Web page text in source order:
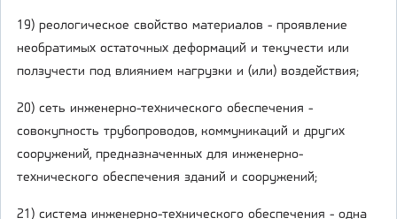
19) реологическое свойство материалов - проявление
необратимых остаточных деформаций и текучести или
ползучести под влиянием нагрузки и (или) воздействия;
20) сеть инженерно-технического обеспечения -
совокупность трубопроводов, коммуникаций и других
сооружений, предназначенных для инженерно-
технического обеспечения зданий и сооружений;
21) система инженерно-технического обеспечения - одна